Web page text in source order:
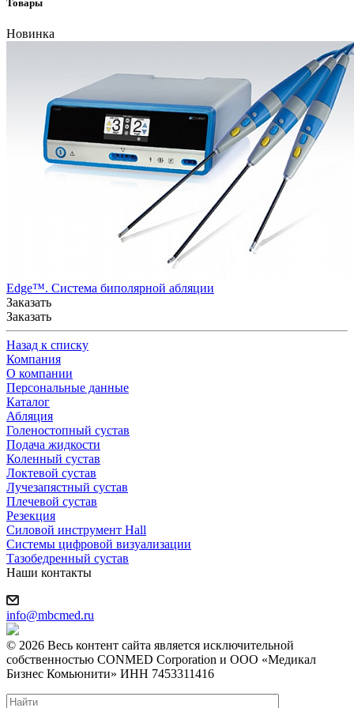
Товары
Новинка
Edge™. Система биполярной абляции
Заказать
Заказать
Назад к списку
Компания
О компании
Персональные данные
Каталог
Абляция
Голеностопный сустав
Подача жидкости
Коленный сустав
Локтевой сустав
Лучезапястный сустав
Плечевой сустав
Резекция
Силовой инструмент Hall
Системы цифровой визуализации
Тазобедренный сустав
Наши контакты
info@mbcmed.ru
© 2026 Весь контент сайта является исключительной
собственностью CONMED Corporation и ООО «Медикал
Бизнес Комьюнити» ИНН 7453311416